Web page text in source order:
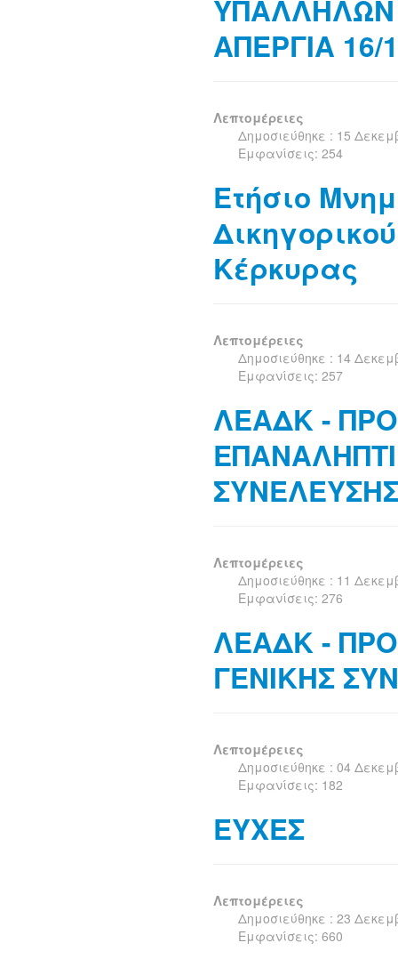
ΑΠΕΡΓΙΑ 16/
Λεπτομέρειες
Δημοσιεύθηκε : 15
Εμφανίσεις: 254
Ετήσιο
Κέρκυρας
Λεπτομέρειες
Δημοσιεύθηκε : 14
Εμφανίσεις: 257
ΛΕΑΔΚ -
Λεπτομέρειες
Δημοσιεύθηκε : 11
Εμφανίσεις: 276
ΛΕΑΔΚ -
ΓΕΝΙΚΗΣ
Λεπτομέρειες
Δημοσιεύθηκε : 04
Εμφανίσεις: 182
EΥΧΕΣ
Λεπτομέρειες
Δημοσιεύθηκε : 23
Εμφανίσεις: 660